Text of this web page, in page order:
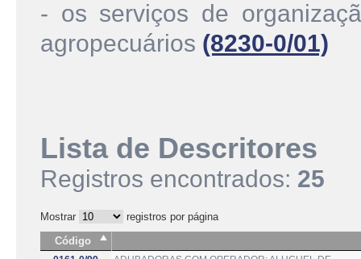
- os serviços de
agropecuários (8230-0/01)
Lista de Descritores
Registros encontrados: 25
Mostrar
registros por página
Código